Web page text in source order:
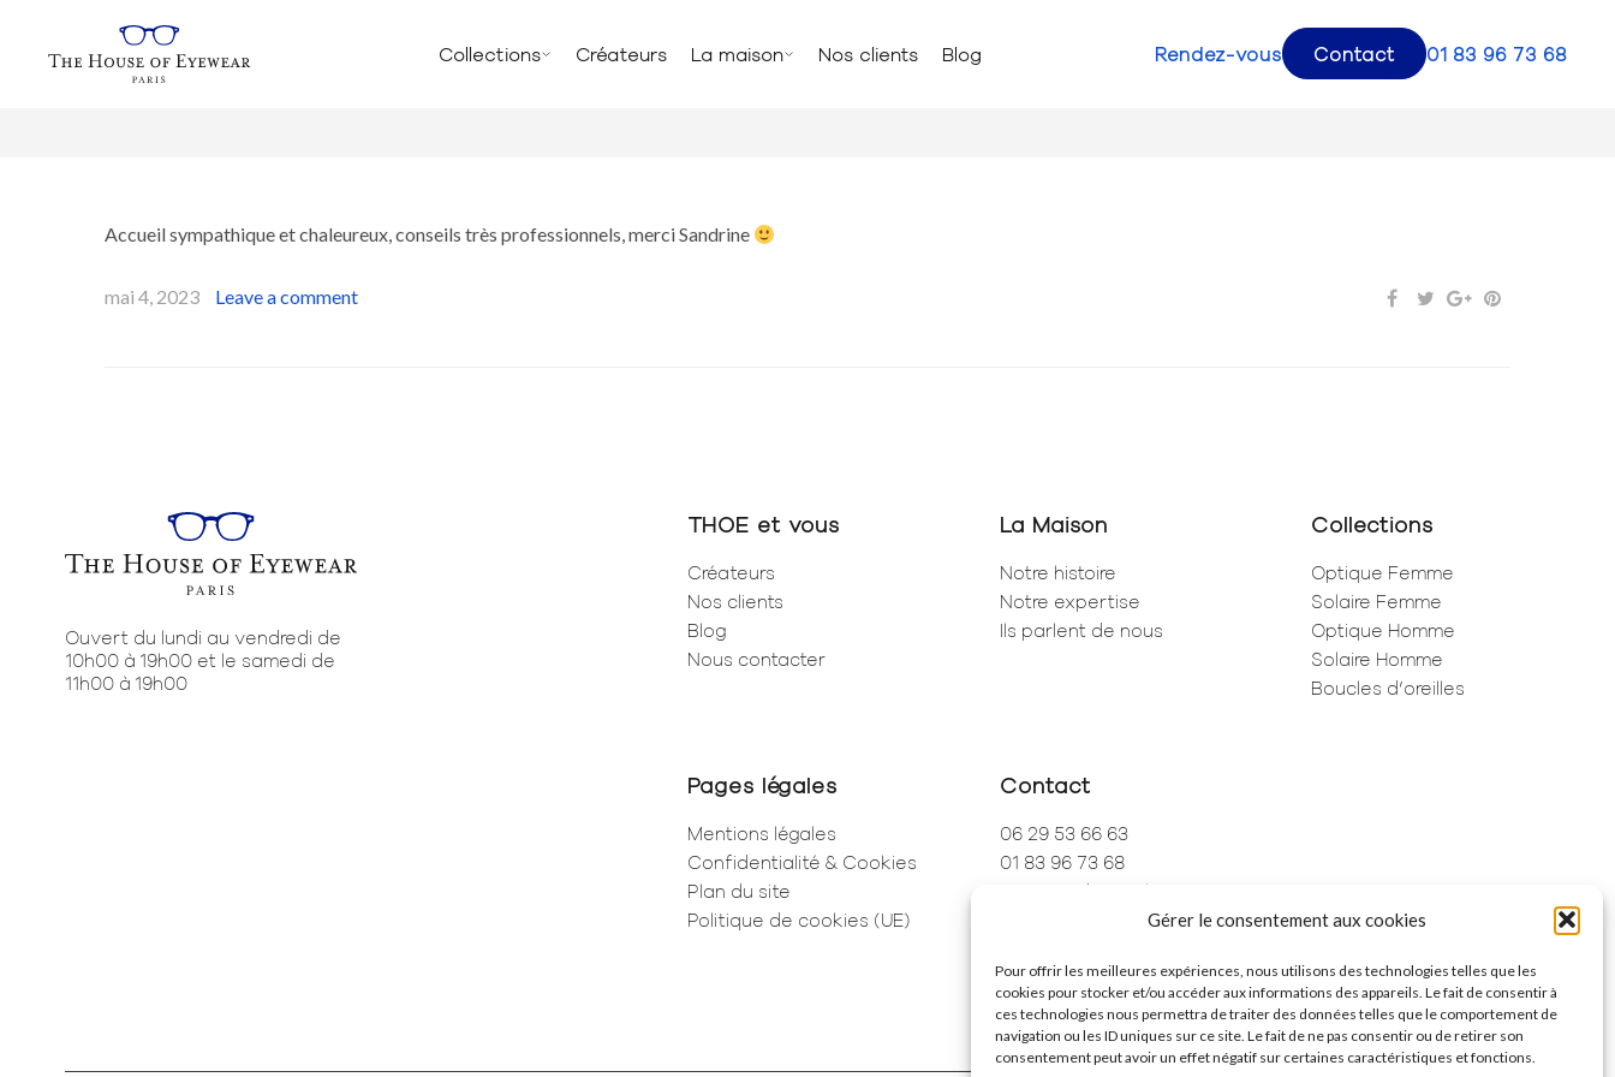
Gérer le consentement aux cookies
Pour offrir les meilleures expériences, nous utilisons des technologies telles que les
cookies pour stocker et/ou accéder aux informations des appareils. Le fait de consentir à
ces technologies nous permettra de traiter des données telles que le comportement de
navigation ou les ID uniques sur ce site. Le fait de ne pas consentir ou de retirer son
consentement peut avoir un effet négatif sur certaines caractéristiques et fonctions.
Collections Créateurs La maison Nos clients Blog Rendez-vous Contact 01 83 96 73 68
Accueil sympathique et chaleureux, conseils très professionnels, merci Sandrine
mai 4, 2023 Leave a comment
Ouvert du lundi au vendredi de
10h00 à 19h00 et le samedi de
11h00 à 19h00
THOE et vous
Créateurs
Nos clients
Blog
Nous contacter
La Maison
Notre histoire
Notre expertise
Ils parlent de nous
Collections
Optique Femme
Solaire Femme
Optique Homme
Solaire Homme
Boucles d’oreilles
Pages légales
Mentions légales
Confidentialité & Cookies
Plan du site
Politique de cookies (UE)
Contact
06 29 53 66 63
01 83 96 73 68
250 Rue de Rivoli